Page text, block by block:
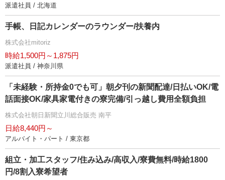
派遣社員 / 北海道
手帳、日記カレンダーのラウンダー/扶養内
株式会社mitoriz
時給1,500円～1,875円
派遣社員 / 神奈川県
「未経験・所持金0でも可」朝夕刊の新聞配達/日払いOK/電
話面接OK/家具家電付きの寮完備/引っ越し費用全額負担
株式会社朝日新聞立川総合販売 南平
日給8,440円～
アルバイト・パート / 東京都
組立・加工スタッフ/住み込み/高収入/寮費無料/時給1800
円/8割入寮希望者